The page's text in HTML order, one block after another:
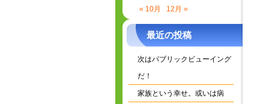
« 10月
12月 »
最近の投稿
次はパブリックビューイング
だ！
家族という幸せ。或いは病